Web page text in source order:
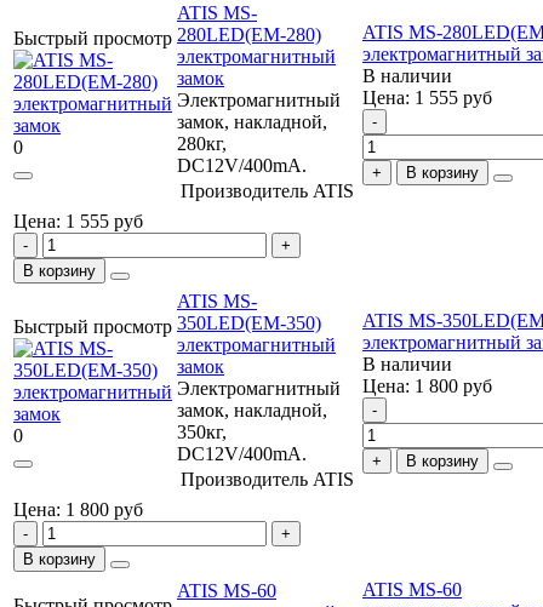
Быстрый просмотр
0
ATIS MS-
280LED(EM-280)
электромагнитный
замок
Электромагнитный
замок, накладной,
280кг,
DC12V/400mA.
Производитель ATIS
ATIS MS-
электромагнитный
В наличии
Цена: 1 555 руб
В корзину
Цена: 1 555 руб
В корзину
Быстрый просмотр
0
ATIS MS-
350LED(EM-350)
электромагнитный
замок
Электромагнитный
замок, накладной,
350кг,
DC12V/400mA.
Производитель ATIS
ATIS MS-
электромагнитный
В наличии
Цена: 1 800 руб
В корзину
Цена: 1 800 руб
В корзину
ATIS MS-60
ATIS MS-60